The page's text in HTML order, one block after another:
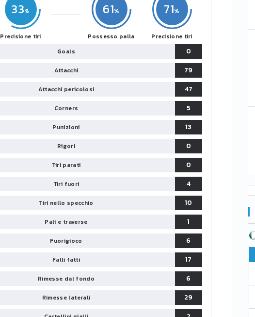
33
Precisione tiri
61
Possesso palla
71
Precisione tiri
Goals
0
Attacchi
79
Attacchi pericolosi
47
Corners
5
Punizioni
13
Rigori
0
Tiri parati
0
Tiri fuori
4
Tiri nello specchio
10
Pali e traverse
1
Fuorigioco
6
Falli fatti
17
Rimesse dal fondo
6
Rimesse laterali
29
67
CLASSIFICA
PG
38
2